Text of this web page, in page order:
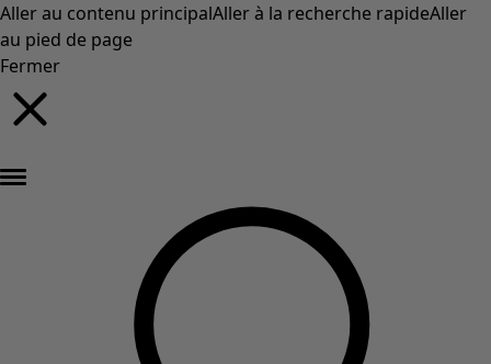
Aller au contenu principalAller à la recherche rapideAller
au pied de page
Fermer